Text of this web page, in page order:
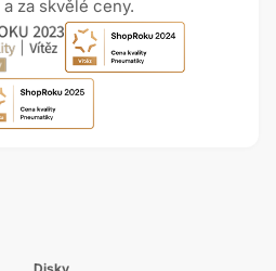
za skvělé ceny.